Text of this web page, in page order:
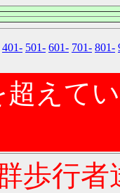
401- 501- 601- 701- 801-
超えて
群歩行